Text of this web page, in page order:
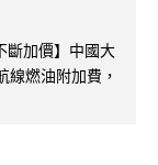
斷加價】中國大
線燃油附加費，